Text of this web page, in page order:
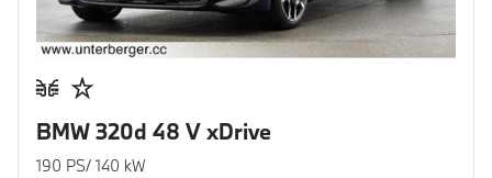
BMW 320d 48 V xDrive
190 PS/ 140 kW